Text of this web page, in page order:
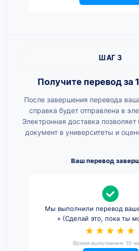
ШАГ 3
Получите перевод за
После завершения перевода
справка будет отправлена в
Электронная доставка позволяет
документ в университеты и
Ваш перевод
Мы выполнили перевод
» (Сделай это, пока ты
★★★★★
Время выполнения: 10